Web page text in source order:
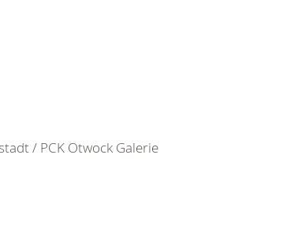
/ PCK Otwock Galerie